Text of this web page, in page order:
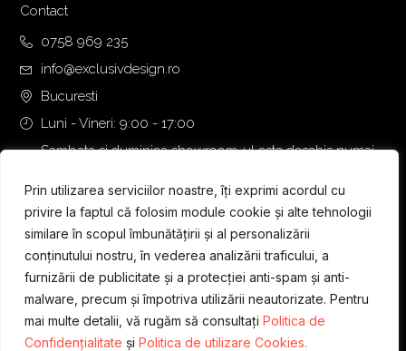
Prin utilizarea serviciilor noastre, îți exprimi acordul cu
privire la faptul că folosim module cookie și alte tehnologii
similare în scopul îmbunătățirii și al personalizării
conținutului nostru, în vederea analizării traficului, a
furnizării de publicitate și a protecției anti-spam și anti-
malware, precum și împotriva utilizării neautorizate. Pentru
mai multe detalii, vă rugăm să consultați Politica de
Confidențialitate și Politica de utilizare Cookies.
Contact
0758 969 235
info@exclusivdesign.ro
Bucuresti
Luni - Vineri: 9:00 - 17:00
Sambata si duminica showroom-ul este deschis numai